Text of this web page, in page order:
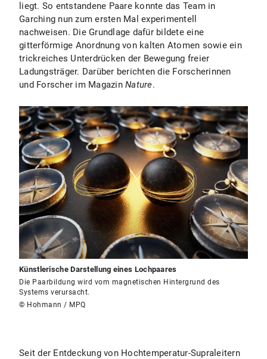
liegt. So entstandene Paare konnte das Team in
Garching nun zum ersten Mal experimentell
nachweisen. Die Grundlage dafür bildete eine
gitterförmige Anordnung von kalten Atomen sowie ein
trickreiches Unterdrücken der Bewegung freier
Ladungsträger. Darüber berichten die Forscherinnen
und Forscher im Magazin Nature.
Künstlerische Darstellung eines Lochpaares
Die Paarbildung wird vom magnetischen Hintergrund des
Systems verursacht.
© Hohmann / MPQ
Seit der Entdeckung von Hochtemperatur-Supraleitern